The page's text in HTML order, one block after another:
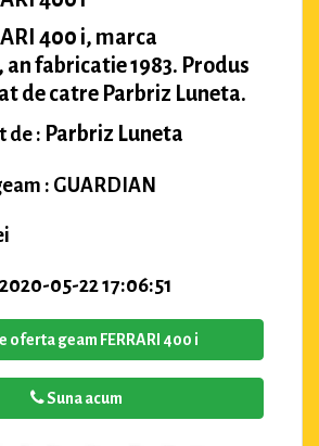
400 i, marca
an fabricatie 1983. Produs
de catre Parbriz Luneta.
de : Parbriz Luneta
: GUARDIAN
05-22 17:06:51
oferta geam FERRARI 400 i
Suna acum